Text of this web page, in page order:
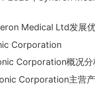
Medical Ltd发展
Corporation
Corporation概况分
Corporation主营